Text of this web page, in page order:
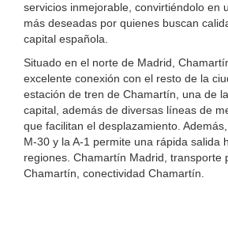
servicios inmejorable, convirtiéndolo en
más deseadas por quienes buscan
capital española.
Situado en el norte de Madrid,
excelente conexión con el resto de la
estación de tren de Chamartín, una de
capital, además de diversas líneas de
que facilitan el desplazamiento.
M-30 y la A-1 permite una rápida salida
regiones. Chamartín Madrid, transporte
Chamartín, conectividad Chamartín.